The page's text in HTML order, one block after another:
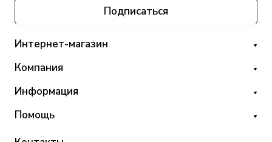
Подписаться
Интернет-магазин
Компания
Информация
Помощь